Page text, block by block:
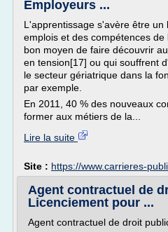
Employeurs ...
L'apprentissage s'avère être un
emplois et des compétences
bon moyen de faire découvrir
en tension[17] ou qui souffrent
le secteur gériatrique dans la
par exemple.
En 2011, 40 % des nouveaux
former aux métiers de la...
Lire la suite
Site : https://www.carrieres-
Agent contractuel de
Licenciement pour ...
Agent contractuel de droit